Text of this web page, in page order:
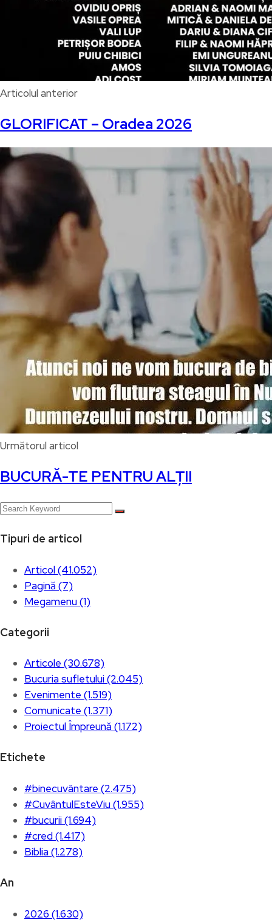
Articolul anterior
GLORIFICAT – Oradea 2026
Următorul articol
BUCURĂ-TE PENTRU ALȚII
Tipuri de articol
Articol (41.052)
Pagină (7)
Megamenu (1)
Categorii
Articole (30.678)
Bucuria sufletului (2.045)
Evenimente (1.519)
Comunicate (1.371)
Proiectul Împreună (1.172)
Etichete
#binecuvântare (2.475)
#CuvântulEsteViu (1.955)
#bucurii (1.694)
#cred (1.417)
Biblia (1.278)
An
2026 (1.630)